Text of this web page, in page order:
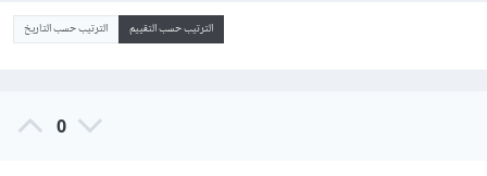
الترتيب حسب التقييم الترتيب حسب التاريخ
0